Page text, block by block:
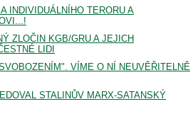
INDIVIDUÁLNÍHO TERORU A
ZLOČIN KGB/GRU A JEJICH
LIDI
VÍME O NÍ NEUVĚŘITELNĚ
STALINŮV MARX-SATANSKÝ